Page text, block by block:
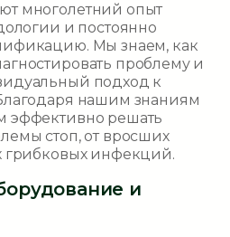
многолетний опыт
и постоянно
Мы знаем, как
проблему и
подход к
нашим знаниям
решать
стоп, от вросших
грибковых инфекций.
и